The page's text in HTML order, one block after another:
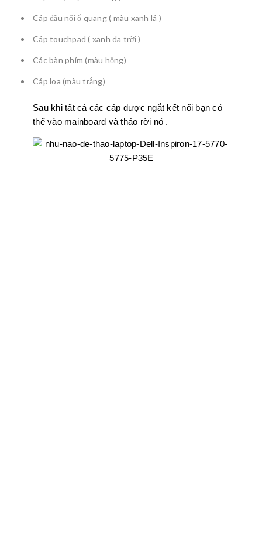
Cáp đầu nối ổ quang ( màu xanh lá )
Cáp touchpad ( xanh da trời )
Các bàn phím (màu hồng)
Cáp loa (màu trắng)
Sau khi tất cả các cáp được ngắt kết nối bạn có
thể vào mainboard và tháo rời nó .